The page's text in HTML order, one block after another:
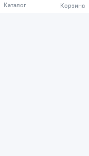
Каталог Корзина